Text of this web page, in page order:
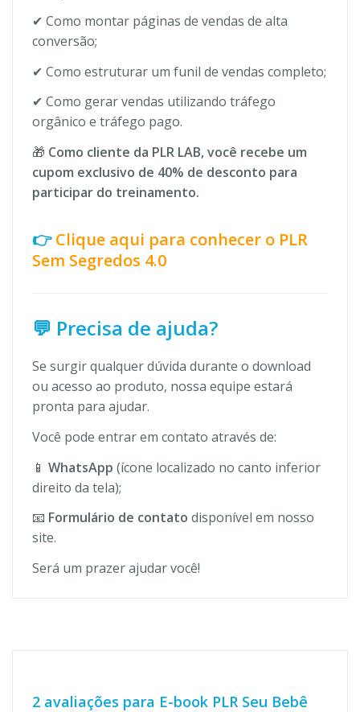
✔ Como montar páginas de vendas de alta
conversão;
✔ Como estruturar um funil de vendas completo;
✔ Como gerar vendas utilizando tráfego
orgânico e tráfego pago.
🎁 Como cliente da PLR LAB, você recebe um
cupom exclusivo de 40% de desconto para
participar do treinamento.
👉 Clique aqui para conhecer o PLR
Sem Segredos 4.0
💬 Precisa de ajuda?
Se surgir qualquer dúvida durante o download
ou acesso ao produto, nossa equipe estará
pronta para ajudar.
Você pode entrar em contato através de:
📱 WhatsApp (ícone localizado no canto inferior
direito da tela);
📧 Formulário de contato disponível em nosso
site.
Será um prazer ajudar você!
2 avaliações para E-book PLR Seu Bebê